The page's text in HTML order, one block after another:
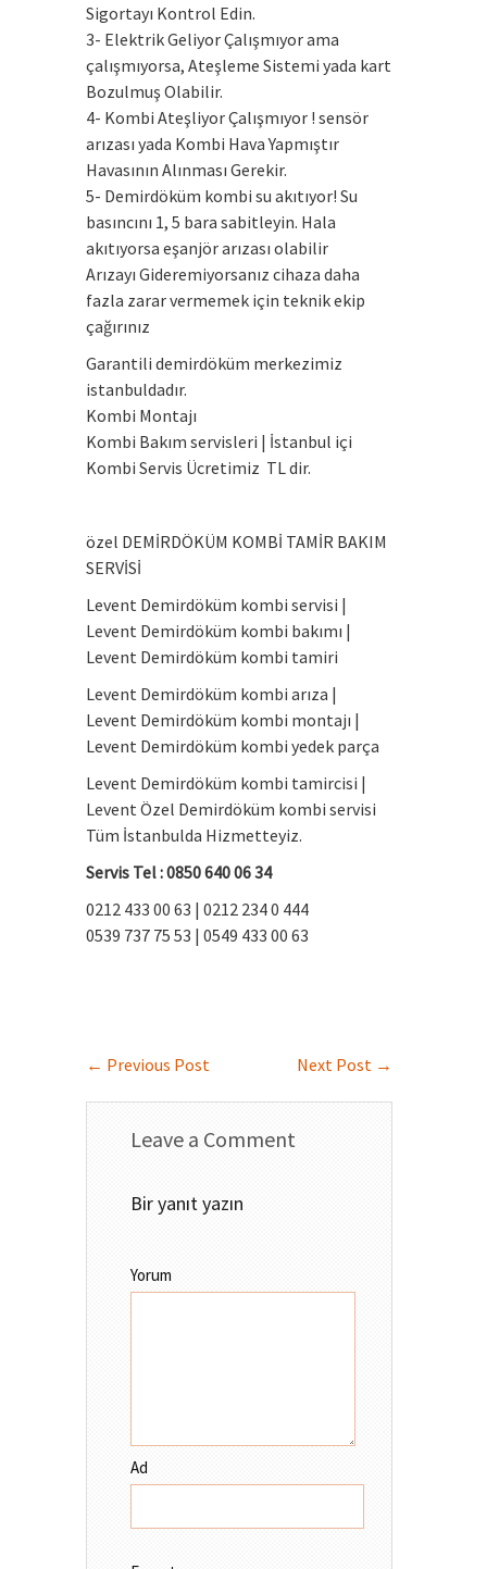
Sigortayı Kontrol Edin.
3- Elektrik Geliyor Çalışmıyor ama
çalışmıyorsa, Ateşleme Sistemi yada kart
Bozulmuş Olabilir.
4- Kombi Ateşliyor Çalışmıyor ! sensör
arızası yada Kombi Hava Yapmıştır
Havasının Alınması Gerekir.
5- Demirdöküm kombi su akıtıyor! Su
basıncını 1, 5 bara sabitleyin. Hala
akıtıyorsa eşanjör arızası olabilir
Arızayı Gideremiyorsanız cihaza daha
fazla zarar vermemek için teknik ekip
çağırınız
Garantili demirdöküm merkezimiz
istanbuldadır.
Kombi Montajı
Kombi Bakım servisleri | İstanbul içi
Kombi Servis Ücretimiz TL dir.
özel DEMİRDÖKÜM KOMBİ TAMİR BAKIM
SERVİSİ
Levent Demirdöküm kombi servisi |
Levent Demirdöküm kombi bakımı |
Levent Demirdöküm kombi tamiri
Levent Demirdöküm kombi arıza |
Levent Demirdöküm kombi montajı |
Levent Demirdöküm kombi yedek parça
Levent Demirdöküm kombi tamircisi |
Levent Özel Demirdöküm kombi servisi
Tüm İstanbulda Hizmetteyiz.
Servis Tel : 0850 640 06 34
0212 433 00 63 | 0212 234 0 444
0539 737 75 53 | 0549 433 00 63
← Previous Post Next Post →
Leave a Comment
Bir yanıt yazın
Yorum
Ad